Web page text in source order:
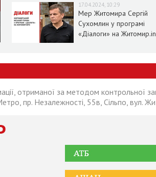
17.04.2024, 10:29
Мер Житомира Сергій
Сухомлин у програмі
«Діалоги» на
отриманої за методом контрольної
пр. Незалежності, 55в, Сільпо, вул.